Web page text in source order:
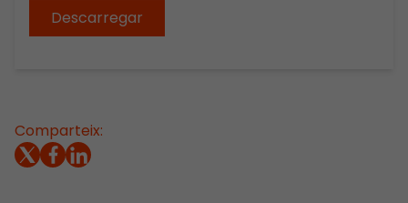
Descarregar
Comparteix: